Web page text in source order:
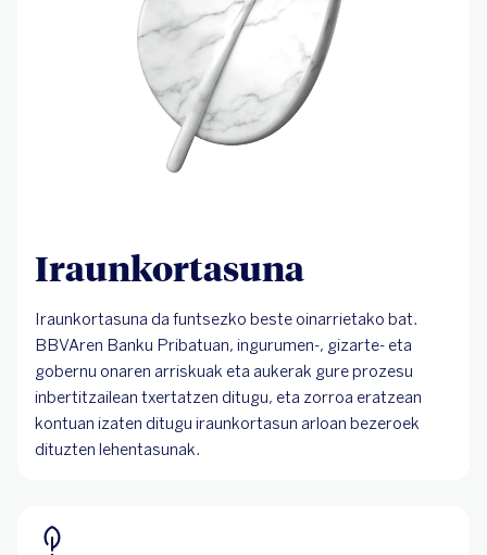
Iraunkortasuna
Iraunkortasuna da funtsezko beste oinarrietako bat.
BBVAren Banku Pribatuan, ingurumen-, gizarte- eta
gobernu onaren arriskuak eta aukerak gure prozesu
inbertitzailean txertatzen ditugu, eta zorroa eratzean
kontuan izaten ditugu iraunkortasun arloan bezeroek
dituzten lehentasunak.